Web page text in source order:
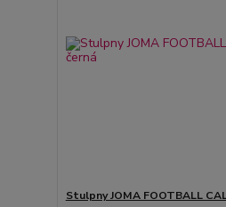
Stulpny JOMA FOOTBALL